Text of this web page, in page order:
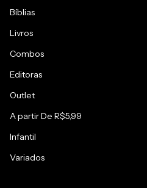
Bíblias
Livros
Combos
Editoras
Outlet
A partir De R$5,99
Infantil
Variados